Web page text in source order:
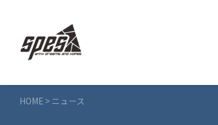
HOME > ニュース